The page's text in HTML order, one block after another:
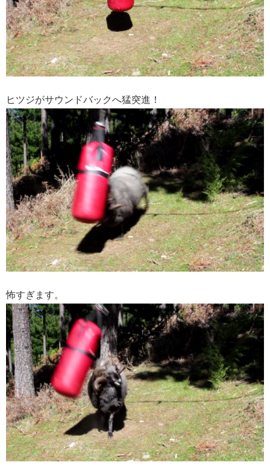
ヒツジがサウンドバックへ猛突進！
怖すぎます。